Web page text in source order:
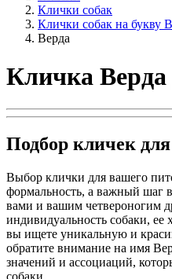
Клички собак
Клички собак на букву В
Верда
Кличка Верда
Подбор кличек
Выбор клички для вашего
формальность, а важный шаг
вами и вашим четвероногим
индивидуальность собаки, ее
вы ищете уникальную и
обратите внимание на имя
значений и ассоциаций,
собаки.